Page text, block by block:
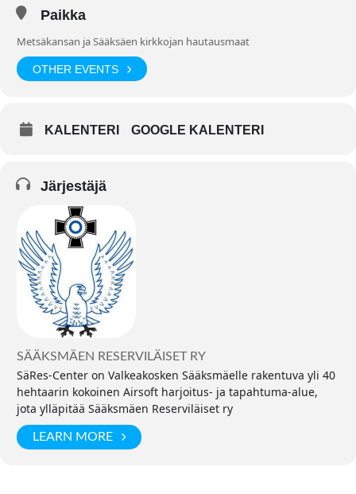
Paikka
Metsäkansan ja Sääksäen kirkkojan hautausmaat
OTHER EVENTS
KALENTERI GOOGLE KALENTERI
Järjestäjä
SÄÄKSMÄEN RESERVILÄISET RY
SäRes-Center on Valkeakosken Sääksmäelle rakentuva yli 40
hehtaarin kokoinen Airsoft harjoitus- ja tapahtuma-alue,
jota ylläpitää Sääksmäen Reserviläiset ry
LEARN MORE